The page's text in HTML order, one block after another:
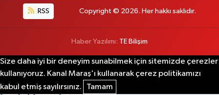
RSS Copyright © 2026. Her hakkı saklıdır.
Haber Yazılımı: TE Bilişim
Size daha iyi bir deneyim sunabilmek için sitemizde çerezler
kullanıyoruz. Kanal Maraş'ı kullanarak çerez politikamızı
kabul etmiş sayılırsınız.
Tamam